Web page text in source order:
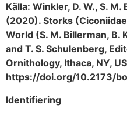
Källa: Winkler, D. W., S.
(2020). Storks
World (S. M. Billerman, B.
and T. S. Schulenberg,
Ornithology, Ithaca, NY,
https://doi.org/10.2173/
Identifiering